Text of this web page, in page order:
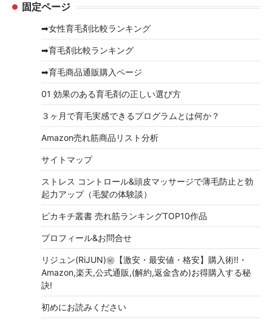
カ 固定ページ
➡女性育毛剤比較ランキング
➡育毛剤比較ランキング
➡育毛商品通販購入ページ
01 効果のある育毛剤の正しい選び方
３ヶ月で育毛実感できるプログラムとは何か？
Amazon売れ筋商品リスト分析
サイトマップ
ストレス コントロール&頭皮マッサージで薄毛防止と勃
起力アップ（毛髪の体験談）
ピカキチ叢書 売れ筋ランキングTOP10作品
プロフィール&お問合せ
リジュン(RiJUN)㊙【激安・最安値・格安】購入術!!・
Amazon,楽天,公式通販,(解約,返金含め)お得購入する秘
訣!
初めにお読みください